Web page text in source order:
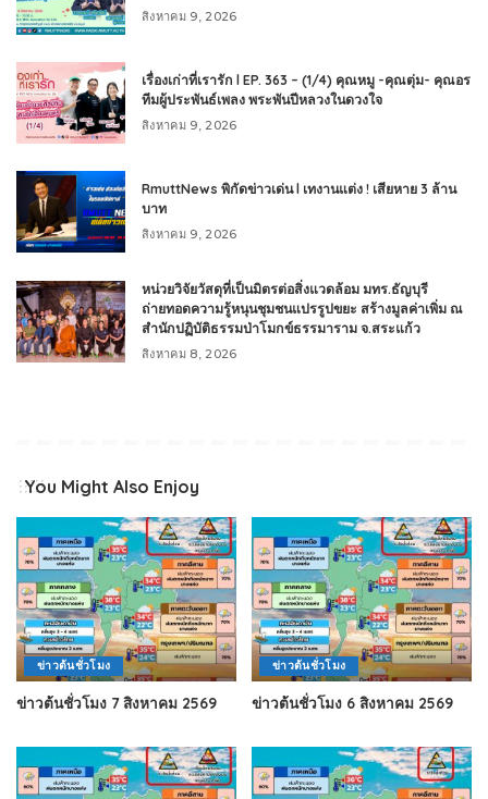
สิงหาคม 9, 2026
เรื่องเก่าที่เรารัก l EP. 363 – (1/4) คุณหมู -คุณตุ่ม- คุณอร
ทีมผู้ประพันธ์เพลง พระพันปีหลวงในดวงใจ
สิงหาคม 9, 2026
RmuttNews พิกัดข่าวเด่น l เทงานแต่ง ! เสียหาย 3 ล้าน
บาท
สิงหาคม 9, 2026
หน่วยวิจัยวัสดุที่เป็นมิตรต่อสิ่งแวดล้อม มทร.ธัญบุรี
ถ่ายทอดความรู้หนุนชุมชนแปรรูปขยะ สร้างมูลค่าเพิ่ม ณ
สำนักปฏิบัติธรรมป่าโมกข์ธรรมาราม จ.สระแก้ว
สิงหาคม 8, 2026
You Might Also Enjoy
ข่าวต้นชั่วโมง
ข่าวต้นชั่วโมง 7 สิงหาคม 2569
ข่าวต้นชั่วโมง
ข่าวต้นชั่วโมง 6 สิงหาคม 2569